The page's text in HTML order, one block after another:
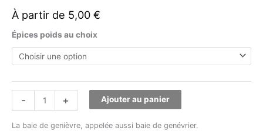
À partir de 5,00 €
Épices poids au choix
- + Ajouter au panier
La baie de genièvre, appelée aussi baie de genévrier.